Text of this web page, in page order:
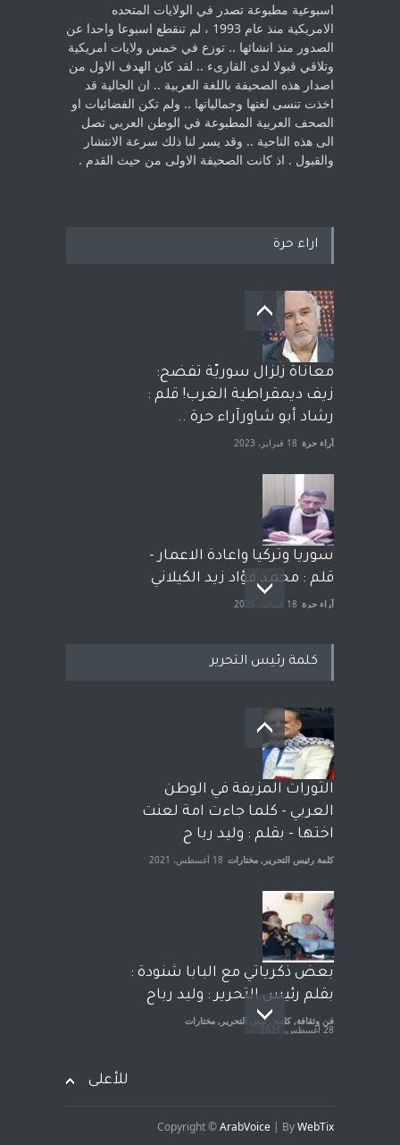
اسبوعية مطبوعة تصدر في الولايات المتحده
الامريكية منذ عام 1993 ، لم ‏تنقطع اسبوعا واحدا عن
الصدور منذ انشائها .. توزع في خمس ولايات امريكية
‏وتلاقي قبولا لدى القارىء ..‏ لقد كان الهدف الاول من
اصدار هذه الصحيفة باللغة العربية .. ان الجالية قد
اخذت ‏تنسى لغتها وجمالياتها .. ولم تكن الفضائيات او
الصحف العربية المطبوعة في الوطن ‏العربي تصل
الى هذه الناحية .. وقد يسر لنا ذلك سرعة الانتشار
والقبول . اذ كانت ‏الصحيفة الاولى من حيث القدم . ‏
اراء حرة
معاناة زلزال سوريّة تفضح:
زيف ديمقراطية الغرب! قلم :
رشاد أبو شاورآراء حرة ..
آراء حرة 18 فبراير، 2023
سوريا وتركيا واعادة الاعمار -
قلم : محمد فؤاد زيد الكيلاني
آراء حرة 18 فبراير، 2023
بعد معارك قضائية طاحنة كتب
وترافع فيها بنفسه مرة اخرى..
الشيخ طارق يوسف يقهر
الحكومة الأمريكية ، فأعطوه
الجنسية عن يد وهم صاغرون،
آراء حرة مختارات 7 أبريل، 2023
كلمة رئيس التحرير
الثورات المزيفة في الوطن
العربي - كلما جاءت امة لعنت
اختها - بقلم : وليد ربا ح
كلمة رئيس التحرير , مختارات 18 أغسطس، 2021
بعض ذكرياتي مع البابا شنودة :
بقلم رئيس التحرير : وليد رباح
فن وثقافة, كلمة رئيس التحرير , مختارات
28 أغسطس، 2021
للأعلى
Copyright ©ArabVoice | ByWebTix